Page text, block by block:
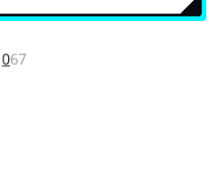
067